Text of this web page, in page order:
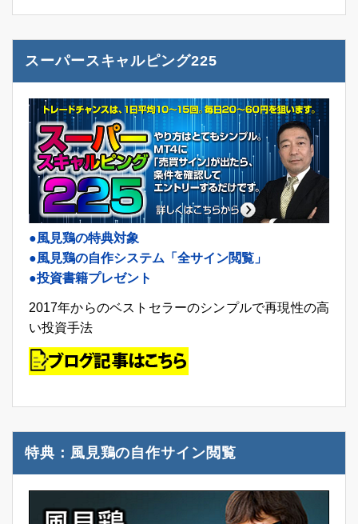
スーパースキャルピング225
●風見鶏の特典対象
●風見鶏の自作システム「全サイン閲覧」
●投資書籍プレゼント
2017年からのベストセラーのシンプルで再現性の高
い投資手法
特典：風見鶏の自作サイン閲覧